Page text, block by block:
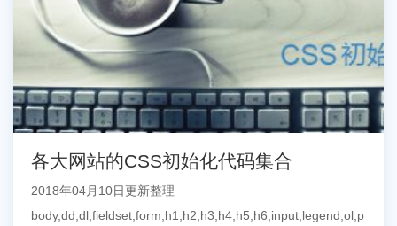
各大网站的CSS初始化代码集合
2018年04月10日更新整理
body,dd,dl,fieldset,form,h1,h2,h3,h4,h5,h6,input,legend,ol,p